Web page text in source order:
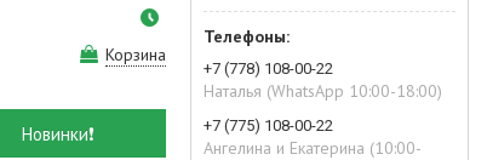
Корзина
Новинки❗
+7 (778) 108-00-22
Наталья (WhatsApp 10:00-18:00)
+7 (775) 108-00-22
Ангелина и Екатерина (10:00-